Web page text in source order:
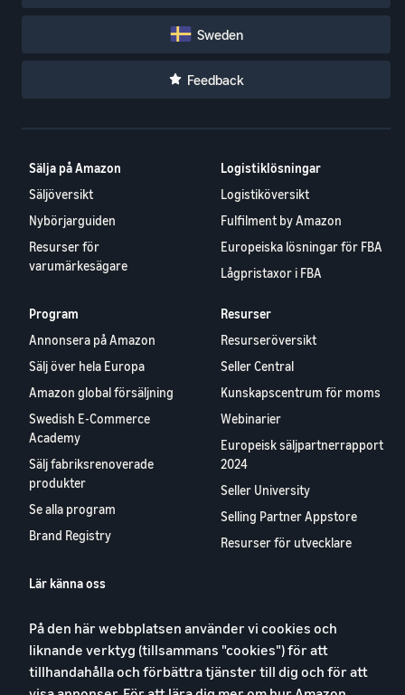
Sweden
Feedback
Sälja på Amazon
Säljöversikt
Nybörjarguiden
Resurser för
varumärkesägare
Logistiklösningar
Logistiköversikt
Fulfilment by Amazon
Europeiska lösningar för FBA
Lågpristaxor i FBA
Program
Annonsera på Amazon
Sälj över hela Europa
Amazon global försäljning
Swedish E-Commerce
Academy
Sälj fabriksrenoverade
produkter
Se alla program
Brand Registry
Resurser
Resurseröversikt
Seller Central
Kunskapscentrum för moms
Webinarier
Europeisk säljpartnerrapport
2024
Seller University
Selling Partner Appstore
Resurser för utvecklare
Lär känna oss
Karriärer
Kontakta oss
På den här webbplatsen använder vi cookies och
liknande verktyg (tillsammans "cookies") för att
tillhandahålla och förbättra tjänster till dig och för att